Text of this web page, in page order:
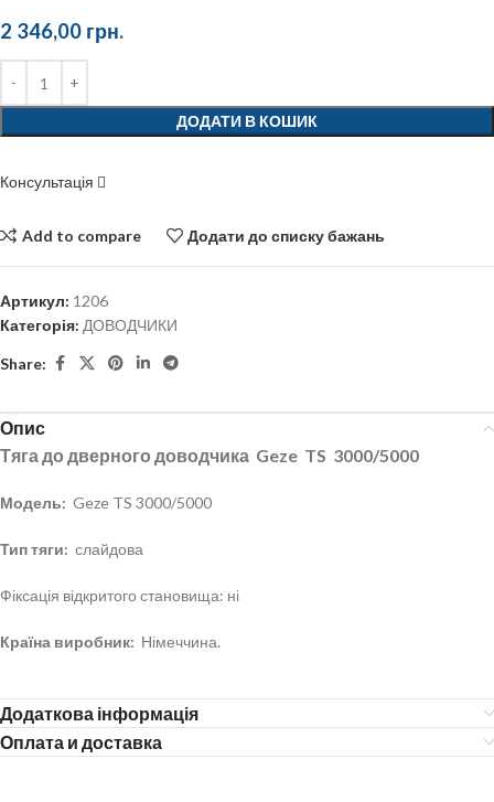
2 346,00 грн.
ДОДАТИ В КОШИК
Консультація
Add to compare Додати до списку бажань
Артикул: 1206
Категорія: ДОВОДЧИКИ
Share:
Опис
Тяга до дверного доводчика Geze TS 3000/5000
Модель: Geze TS 3000/5000
Тип тяги: слайдова
Фіксація відкритого становища: ні
Країна виробник: Німеччина.
Додаткова інформація
Оплата и доставка